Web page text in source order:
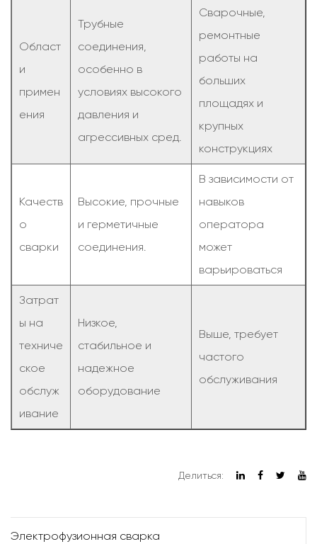
Област
и
примен
ения
Трубные
соединения,
особенно в
условиях высокого
давления и
агрессивных сред.
Сварочные,
ремонтные
работы на
больших
площадях и
крупных
конструкциях
Качеств
о
сварки
Высокие, прочные
и герметичные
соединения.
В зависимости от
навыков
оператора
может
варьироваться
Затрат
ы на
техниче
ское
обслуж
ивание
Низкое,
стабильное и
надежное
оборудование
Выше, требует
частого
обслуживания
Делиться:
Электрофузионная сварка